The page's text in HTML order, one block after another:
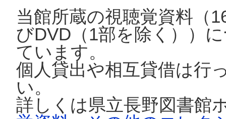
当館所蔵の視聴覚資料（
びDVD（1部を除く））
ています。
個人貸出や相互貸借は行
い。
詳しくは県立長野図書館